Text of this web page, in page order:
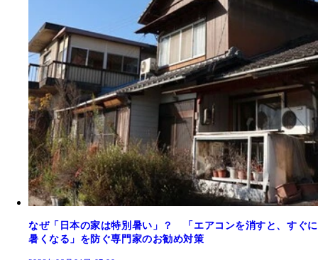
なぜ「日本の家は特別暑い」？ 「エアコンを消すと、すぐに
暑くなる」を防ぐ専門家のお勧め対策